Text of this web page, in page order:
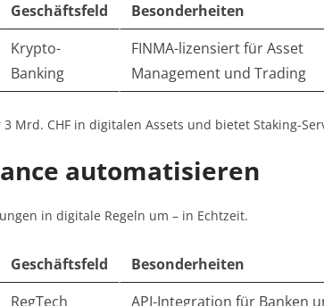
Geschäftsfeld Besonderheiten
Krypto-
Banking
FINMA-lizensiert für Asset
Management und Trading
Mrd. CHF in digitalen Assets und bietet Staking-
automatisieren
in digitale Regeln um – in Echtzeit.
Geschäftsfeld Besonderheiten
RegTech API-Integration für Banken